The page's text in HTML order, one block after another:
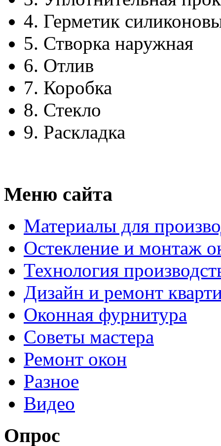
4. Герметик
5. Створка наружная
6. Отлив
7. Коробка
8. Стекло
9. Раскладка
Меню сайта
Материалы для
Остекление и монтаж
Технология
Дизайн и ремонт
Оконная фурнитура
Советы мастера
Ремонт окон
Разное
Видео
Опрос